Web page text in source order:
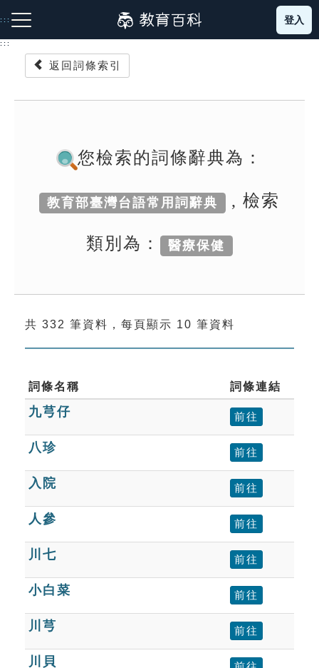
到
主
:::
成語故事
索引選單
單字索引
生命大百科索引
遊戲專區
教學應用
貓頭鷹博士
登入
:::
返回詞條索引
您檢索的詞條辭典為：
教育部臺灣台語常用詞辭典 , 檢索
類別為： 醫療保健
共 332 筆資料，每頁顯示 10 筆資料
詞條名稱 詞條連結
九芎仔 前往
八珍 前往
入院 前往
人參 前往
川七 前往
小白菜 前往
川芎 前往
川貝